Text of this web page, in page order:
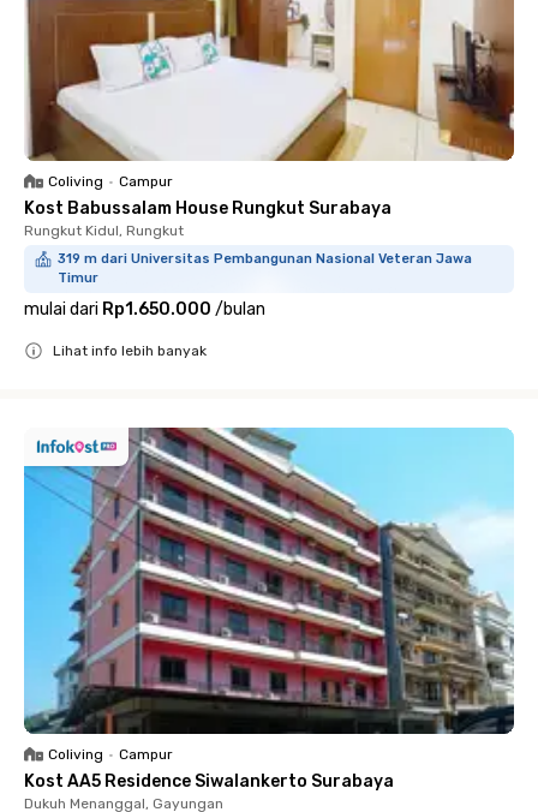
Coliving • Campur
Kost Babussalam House Rungkut Surabaya
Rungkut Kidul, Rungkut
319 m dari Universitas Pembangunan Nasional Veteran Jawa
Timur
mulai dari Rp1.650.000 /bulan
Lihat info lebih banyak
Coliving • Campur
Kost AA5 Residence Siwalankerto Surabaya
Dukuh Menanggal, Gayungan